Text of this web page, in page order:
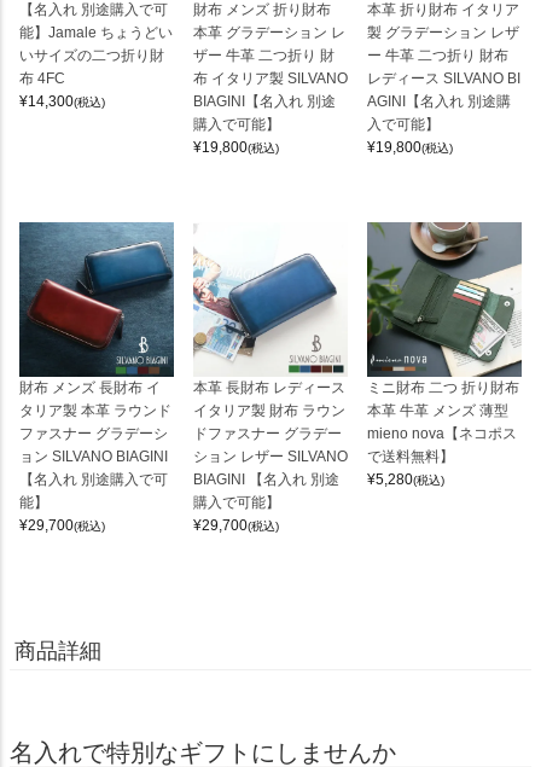
【名入れ 別途購入で可
能】Jamale ちょうどい
いサイズの二つ折り財
布 4FC
¥14,300(税込)
財布 メンズ 折り財布
本革 グラデーション レ
ザー 牛革 二つ折り 財
布 イタリア製 SILVANO
BIAGINI【名入れ 別途
購入で可能】
¥19,800(税込)
本革 折り財布 イタリア
製 グラデーション レザ
ー 牛革 二つ折り 財布
レディース SILVANO BI
AGINI【名入れ 別途購
入で可能】
¥19,800(税込)
財布 メンズ 長財布 イ
タリア製 本革 ラウンド
ファスナー グラデーシ
ョン SILVANO BIAGINI
【名入れ 別途購入で可
能】
¥29,700(税込)
本革 長財布 レディース
イタリア製 財布 ラウン
ドファスナー グラデー
ション レザー SILVANO
BIAGINI 【名入れ 別途
購入で可能】
¥29,700(税込)
ミニ財布 二つ 折り財布
本革 牛革 メンズ 薄型
mieno nova【ネコポス
で送料無料】
¥5,280(税込)
商品詳細
名入れで特別なギフトにしませんか